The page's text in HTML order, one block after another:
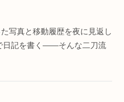
写真と移動履歴を夜に見返し
日記を書く——そんな二刀流